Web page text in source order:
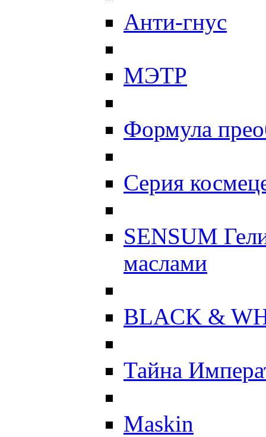
Анти-гнус
МЭТР
Формула
Серия
SENSUM
маслами
BLACK &
Тайна
Maskin